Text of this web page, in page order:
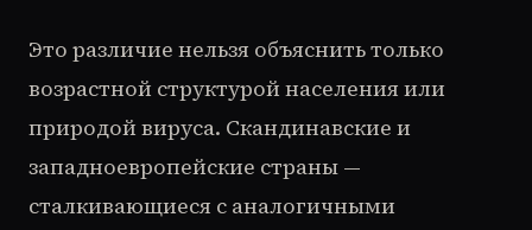
Это различие нельзя объяснить только
возрастной структурой населения или
природой вируса. Скандинавские и
западноевропейские страны —
сталкивающиеся с аналогичными